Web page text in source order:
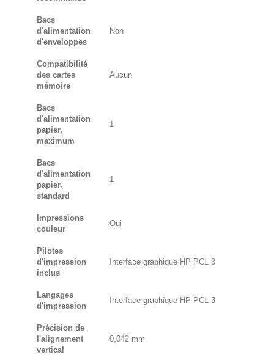
Bacs
d'alimentation
d'enveloppes
Non
Compatibilité
des cartes
mémoire
Aucun
Bacs
d'alimentation
papier,
maximum
1
Bacs
d'alimentation
papier,
standard
1
Impressions
couleur
Oui
Pilotes
d'impression
inclus
Interface graphique HP PCL 3
Langages
d'impression
Interface graphique HP PCL 3
Précision de
l'alignement
vertical
0,042 mm